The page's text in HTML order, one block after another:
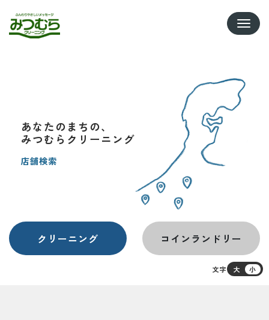
あなたのまちの、
みつむらクリーニング
店舗検索
クリーニング コインランドリー
文字 大 小